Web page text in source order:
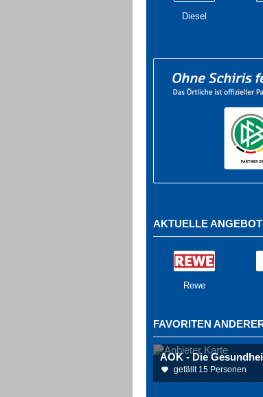
Diesel
AKTUELLE
Rewe
FAVORITEN
gefällt 15 Personen